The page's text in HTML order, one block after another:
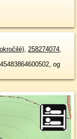
, 258274074,
og